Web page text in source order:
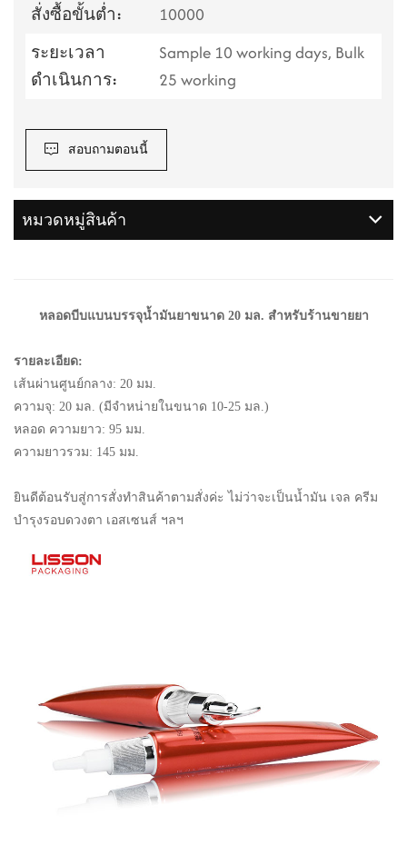
สั่งซื้อขั้นต่ำ:
10000
ระยะเวลา
ดำเนินการ:
Sample 10 working days, Bulk
25 working
สอบถามตอนนี้
หมวดหมู่สินค้า
หลอดบีบแบนบรรจุน้ำมันยาขนาด 20 มล. สำหรับร้านขายยา
รายละเอียด:
เส้นผ่านศูนย์กลาง: 20 มม.
ความจุ: 20 มล. (มีจำหน่ายในขนาด 10-25 มล.)
หลอด ความยาว: 95 มม.
ความยาวรวม: 145 มม.
ยินดีต้อนรับสู่การสั่งทำสินค้าตามสั่งค่ะ ไม่ว่าจะเป็นน้ำมัน เจล ครีม
บำรุงรอบดวงตา เอสเซนส์ ฯลฯ